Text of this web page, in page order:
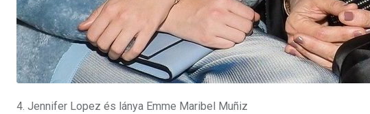
4. Jennifer Lopez és lánya Emme Maribel Muñiz